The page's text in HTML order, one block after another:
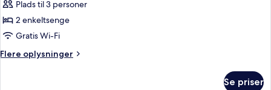
af
Deluxe-
værelse
(Sea
Facing
Plads til 3 personer
2 enkeltsenge
Gratis Wi-Fi
Flere oplysninger
Flere
Se priser